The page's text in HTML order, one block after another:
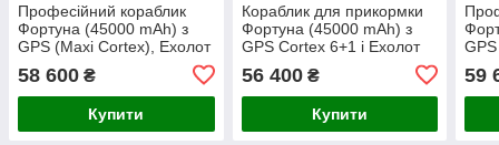
Професійний кораблик
Фортуна (45000 mAh) з
GPS (Maxi Cortex), Ехолот
58 600 ₴
Купити
Кораблик для прикормки
Фортуна (45000 mAh) з
GPS Cortex 6+1 і Ехолот
56 400₴
Купити
59